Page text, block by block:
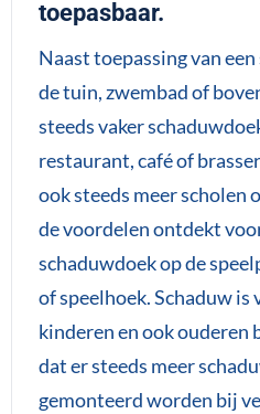
toepasbaar.
Naast toepassing van
de tuin, zwembad of
steeds vaker
restaurant, café of
ook steeds meer scholen
de voordelen ontdekt
schaduwdoek op de
of speelhoek. Schaduw
kinderen en ook ouderen
dat er steeds meer
gemonteerd worden bij